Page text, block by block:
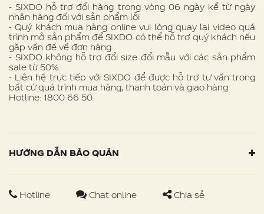
- SIXDO hỗ trợ đổi hàng trong vòng 06 ngày kể từ ngày
nhận hàng đối với sản phẩm lỗi
- Quý khách mua hàng online vui lòng quay lại video quá
trình mở sản phẩm để SIXDO có thể hỗ trợ quý khách nếu
gặp vấn đề về đơn hàng.
- SIXDO không hỗ trợ đổi size đổi mẫu với các sản phẩm
sale từ 50%.
- Liên hệ trực tiếp với SIXDO để được hỗ trợ tư vấn trong
bất cứ quá trình mua hàng, thanh toán và giao hàng.
Hotline: 1800 66 50
HƯỚNG DẪN BẢO QUẢN
Hotline Chat online Chia sẻ